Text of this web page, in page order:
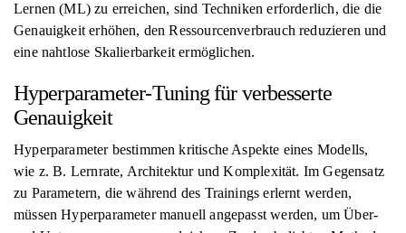
Lernen (ML) zu erreichen, sind Techniken erforderlich, die die
Genauigkeit erhöhen, den Ressourcenverbrauch reduzieren und
eine nahtlose Skalierbarkeit ermöglichen.
Hyperparameter-Tuning für verbesserte
Genauigkeit
Hyperparameter bestimmen kritische Aspekte eines Modells,
wie z. B. Lernrate, Architektur und Komplexität. Im Gegensatz
zu Parametern, die während des Trainings erlernt werden,
müssen Hyperparameter manuell angepasst werden, um Über-